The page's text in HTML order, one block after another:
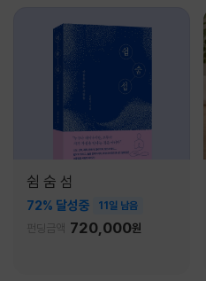
쉼 숨 섬
72% 달성중 11일 남음
펀딩금액 720,000원